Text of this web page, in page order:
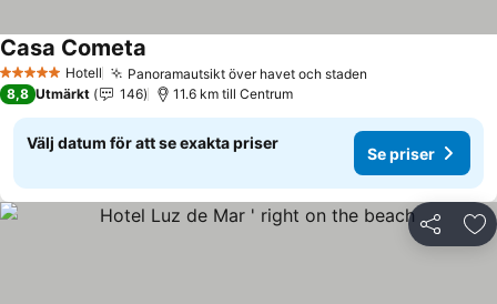
5 Stjärnor Hotell Panoramautsikt över havet och staden
Casa Cometa
8,8 Utmärkt 146 11.6 km till Centrum
Välj datum för att se exakta priser
Se priser
Dela